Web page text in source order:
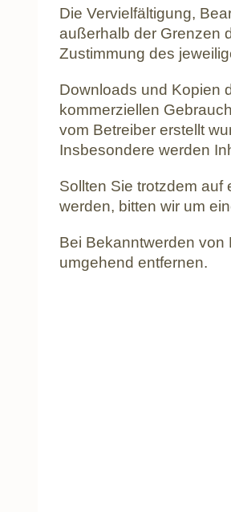
Die Vervielfältigung,
außerhalb der Grenzen
Zustimmung des
Downloads und Kopien
kommerziellen
vom Betreiber erstellt
Insbesondere werden
Sollten Sie trotzdem
werden, bitten wir um
Bei Bekanntwerden von
umgehend entfernen.